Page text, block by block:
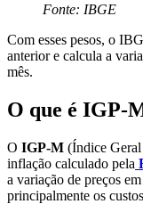
Fonte: IBGE
Com esses pesos, o
anterior e calcula a
mês.
O que é IGP-
O IGP-M (Índice
inflação calculado pela
a variação de preços
principalmente os